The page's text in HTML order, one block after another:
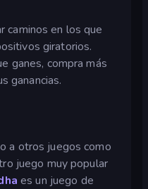
caminos en los que
giratorios.
ganes, compra más
ganancias.
a otros juegos como
juego muy popular
es un juego de